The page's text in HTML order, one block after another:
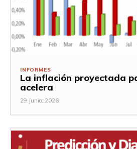
INFORMES
La inflación proyectada
acelera
29 Junio, 2026